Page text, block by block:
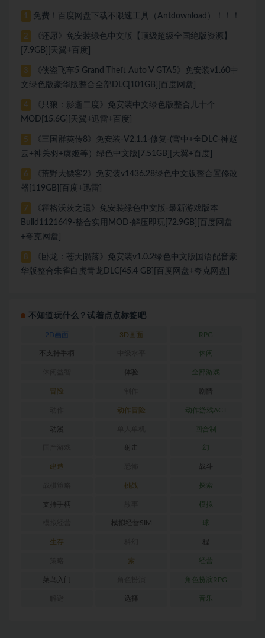
1 免费！百度网盘下载不限速工具（Antdownload）！！！
2
《还愿》免安装绿色中文版【顶级超级全国绝版资源】
[7.9GB][天翼+百度]
3
《侠盗飞车5 Grand Theft Auto V GTA5》免安装v1.60中
文绿色版豪华版整合全部DLC[101GB][百度网盘]
4
《只狼：影逝二度》免安装中文绿色版整合几十个
MOD[15.6G][天翼+迅雷+百度]
5
《三国群英传8》免安装-V2.1.1-修复-(官中+全DLC-神赵
云+神关羽+虞姬等）绿色中文版[7.51GB][天翼+百度]
6
《荒野大镖客2》免安装v1436.28绿色中文版整合置修改
器[119GB][百度+迅雷]
7
《霍格沃茨之遗》免安装绿色中文版-最新游戏版本
Build1121649-整合实用MOD-解压即玩[72.9GB][百度网盘
+夸克网盘]
8
《卧龙：苍天陨落》免安装v1.0.2绿色中文版国语配音豪
华版整合朱雀白虎青龙DLC[45.4 GB][百度网盘+夸克网盘]
不知道玩什么？试着点点标签吧
2D画面 3D画面 RPG
不支持手柄 休闲
体验 全部游戏
冒险 剧情
动作冒险 动作游戏ACT
动漫 回合制
射击 幻
建造 战斗
挑战 探索
支持手柄 模拟
模拟经营SIM 球
生存 程
索 经营
菜鸟入门 角色扮演RPG
选择 音乐